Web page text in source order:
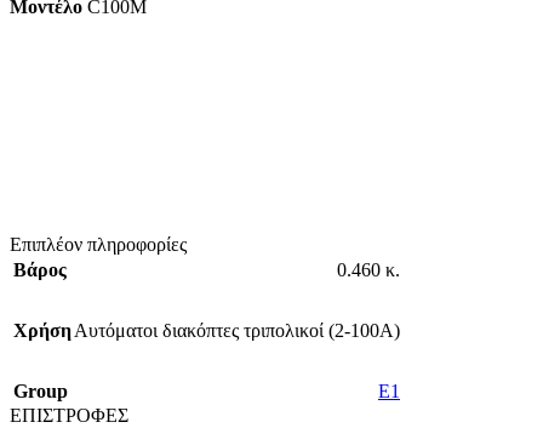
Mοντέλο C100M
Επιπλέον πληροφορίες
Βάρος
0.460 κ.
ΧρήσηΑυτόματοι διακόπτες τριπολικοί (2-100A)
Group
E1
ΕΠΙΣΤΡΟΦΕΣ